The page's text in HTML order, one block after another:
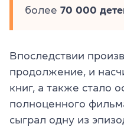
более 70 000
Впоследствии
продолжение, и
книг, а также стало
полноценного
сыграл одну из